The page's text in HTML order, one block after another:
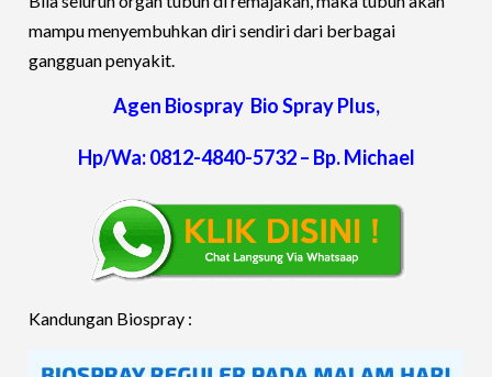
mampu menyembuhkan diri sendiri dari berbagai
gangguan penyakit.
Agen Biospray Bio Spray Plus,
Hp/Wa: 0812-4840-5732 – Bp. Michael
Kandungan Biospray :